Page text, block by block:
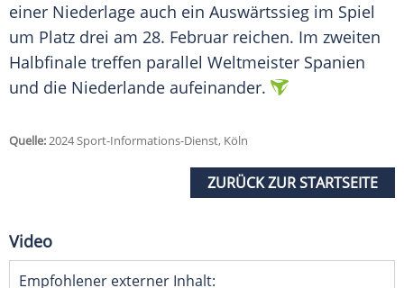
einer Niederlage auch ein Auswärtssieg im Spiel
um Platz drei am 28. Februar reichen. Im zweiten
Halbfinale treffen parallel Weltmeister Spanien
und die Niederlande aufeinander.
Quelle:2024 Sport-Informations-Dienst, Köln
ZURÜCK ZUR STARTSEITE
Video
Empfohlener externer Inhalt: